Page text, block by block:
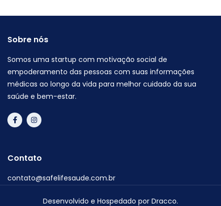
Sobre nós
Somos uma startup com motivação social de
empoderamento das pessoas com suas informações
médicas ao longo da vida para melhor cuidado da sua
saúde e bem-estar.
Contato
contato@safelifesaude.com.br
Desenvolvido e Hospedado por Dracco.